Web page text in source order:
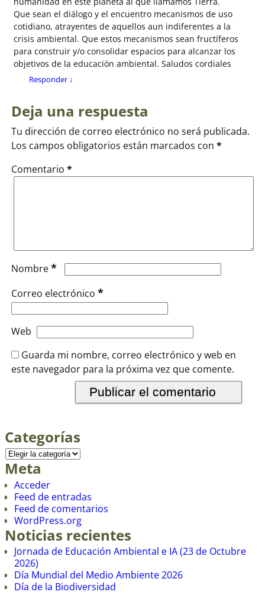
Que sean el diálogo y el encuentro mecanismos de uso
cotidiano, atrayentes de aquellos aun indiferentes a la
crisis ambiental. Que estos mecanismos sean fructíferos
para construir y/o consolidar espacios para alcanzar los
objetivos de la educación ambiental. Saludos cordiales
Responder ↓
Deja una respuesta
Tu dirección de correo electrónico no será publicada.
Los campos obligatorios están marcados con *
Comentario *
Nombre*
Correo electrónico *
Web
Guarda mi nombre, correo electrónico y web en
este navegador para la próxima vez que comente.
Categorías
Meta
Acceder
Feed de entradas
Feed de comentarios
WordPress.org
Noticias recientes
Jornada de Educación Ambiental e IA (23 de Octubre
2026)
Día Mundial del Medio Ambiente 2026
Día de la Biodiversidad